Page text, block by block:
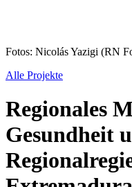
Fotos: Nicolás Yazigi (RN
Alle Projekte
Regionales
Gesundheit